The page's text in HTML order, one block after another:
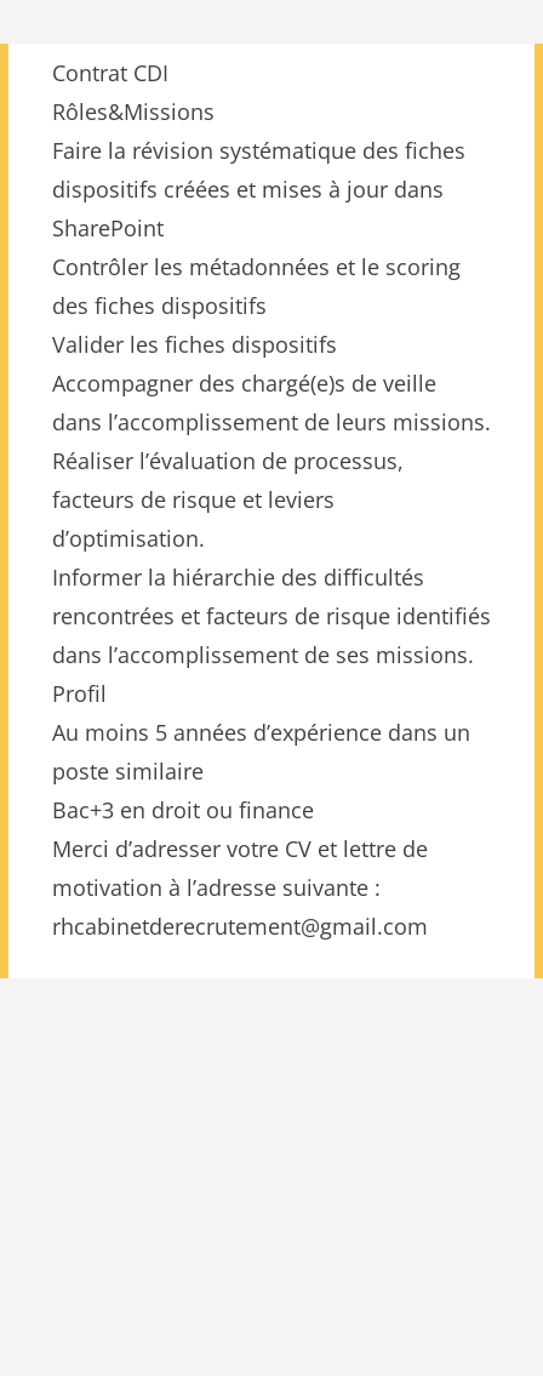
Contrat CDI
Rôles&Missions
Faire la révision systématique des fiches
dispositifs créées et mises à jour dans
SharePoint
Contrôler les métadonnées et le scoring
des fiches dispositifs
Valider les fiches dispositifs
Accompagner des chargé(e)s de veille
dans l’accomplissement de leurs missions.
Réaliser l’évaluation de processus,
facteurs de risque et leviers
d’optimisation.
Informer la hiérarchie des difficultés
rencontrées et facteurs de risque identifiés
dans l’accomplissement de ses missions.
Profil
Au moins 5 années d’expérience dans un
poste similaire
Bac+3 en droit ou finance
Merci d’adresser votre CV et lettre de
motivation à l’adresse suivante :
rhcabinetderecrutement@gmail.com